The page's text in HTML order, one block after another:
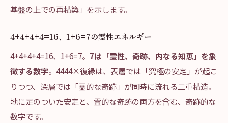
基盤の上での再構築」を示します。
4+4+4+4=16、1+6=7の霊性エネルギー
4+4+4+4=16、1+6=7。 7は「霊性、奇跡、内なる知恵」を象
徴する数字。4444×復縁は、表層では「究極の安定」が起こ
りつつ、深層では「霊的な奇跡」が同時に流れる二重構造。
地に足のついた安定と、霊的な奇跡の両方を含む、奇跡的な
数字です。